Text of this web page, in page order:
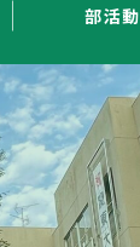
部活動